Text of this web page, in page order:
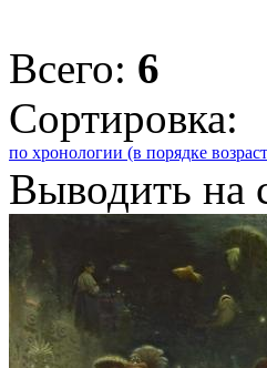
Всего: 6
Сортировка:
по хронологии (в порядке
Выводить на